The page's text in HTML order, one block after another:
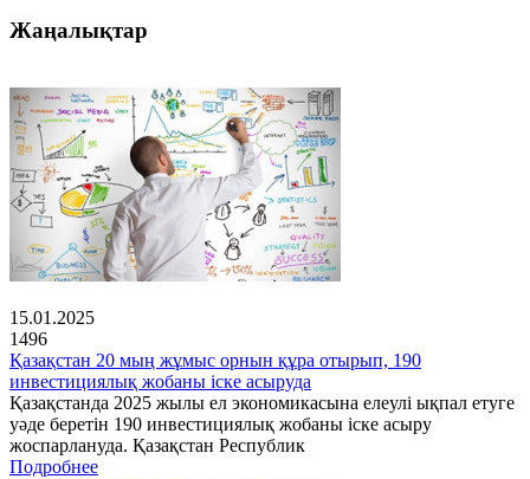
Жаңалықтар
15.01.2025
1496
Қазақстан 20 мың жұмыс орнын құра отырып, 190
инвестициялық жобаны іске асыруда
Қазақстанда 2025 жылы ел экономикасына елеулі ықпал етуге
уәде беретін 190 инвестициялық жобаны іске асыру
жоспарлануда. Қазақстан Республик
Подробнее